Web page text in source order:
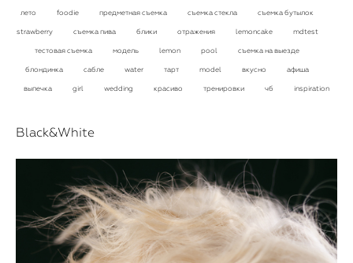
лето foodie предметная съемка съемка стекла съемка бутылок
strawberry съемка пива блики отражения lemoncake mdtest
тестовая съемка модель lemon pool съемка на выезде
блондинка сабле water тарт model вкусно афиша
выпечка girl wedding красиво тренировки чб inspiration
Black&White